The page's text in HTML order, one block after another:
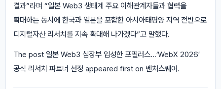
결과”라며 “일본 Web3 생태계 주요 이해관계자들과 협력을
확대하는 동시에 한국과 일본을 포함한 아시아태평양 지역 전반으로
디지털자산 리서치를 지속 확대해 나가겠다”고 말했다.
The post 일본 Web3 심장부 입성한 포필러스…’WebX 2026′
공식 리서치 파트너 선정 appeared first on 벤처스퀘어.